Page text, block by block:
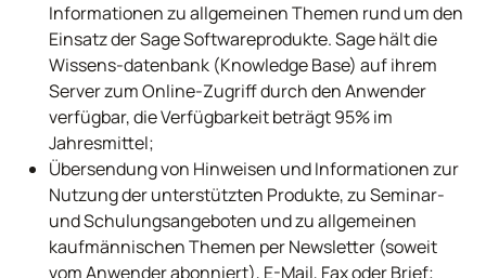
Informationen zu allgemeinen Themen rund um den
Einsatz der Sage Softwareprodukte. Sage hält die
Wissens-datenbank (Knowledge Base) auf ihrem
Server zum Online-Zugriff durch den Anwender
verfügbar, die Verfügbarkeit beträgt 95% im
Jahresmittel;
Übersendung von Hinweisen und Informationen zur
Nutzung der unterstützten Produkte, zu Seminar-
und Schulungsangeboten und zu allgemeinen
kaufmännischen Themen per Newsletter (soweit
vom Anwender abonniert), E-Mail, Fax oder Brief;